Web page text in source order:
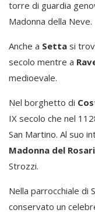
torre di guardia
Madonna della Neve.
Anche a Setta si
secolo mentre a
medioevale.
Nel borghetto di
IX secolo che nel
San Martino. Al suo
Madonna del
Strozzi.
Nella parrocchiale di
conservato un